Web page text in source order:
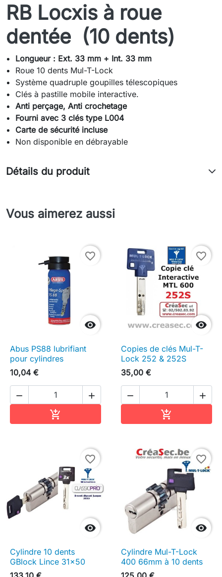
RB Locxis à roue
dentée (10 dents)
Longueur : Ext. 33 mm + Int. 33 mm
Roue 10 dents Mul-T-Lock
Système quadruple goupilles télescopiques
Clés à pastille mobile interactive.
Anti perçage, Anti crochetage
Fourni avec 3 clés type L004
Carte de sécurité incluse
Non disponible en débrayable
Détails du produit
Vous aimerez aussi

favorite_border
Abus PS88 lubrifiant
pour cylindres
10,04 €
 


favorite_border
Copies de clés Mul-T-
Lock 252 & 252S
35,00 €
 


favorite_border
Cylindre 10 dents
GBlock Lince 31x50

favorite_border
Cylindre Mul-T-Lock
400 66mm à 10 dents